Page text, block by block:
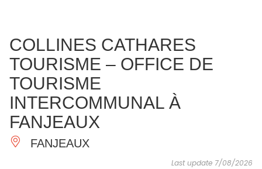
ESSENTIAL
AND
DO
INSPIRATIONS
COLLINES CATHARES
TOURISME – OFFICE DE
TOURISME
INTERCOMMUNAL À
FANJEAUX
FANJEAUX
Last update 7/08/2026